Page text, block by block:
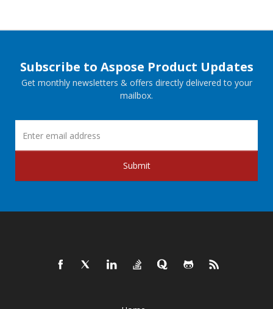
Subscribe to Aspose Product Updates
Get monthly newsletters & offers directly delivered to your
mailbox.
Submit